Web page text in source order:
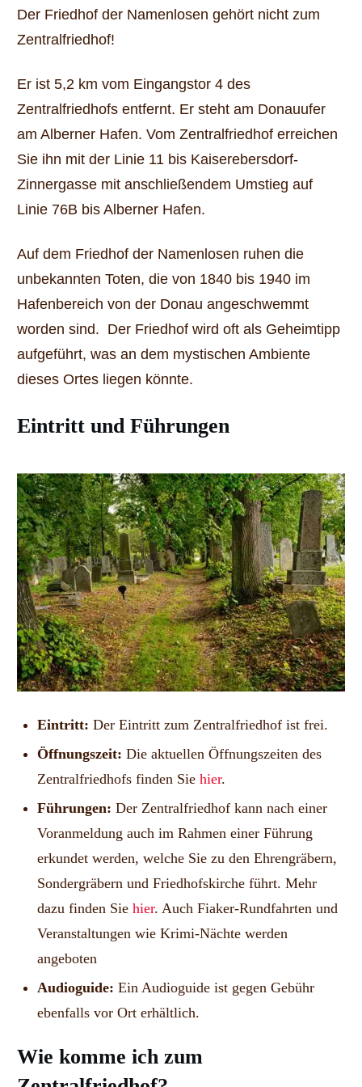
Der Friedhof der Namenlosen gehört nicht zum
Zentralfriedhof!
Er ist 5,2 km vom Eingangstor 4 des
Zentralfriedhofs entfernt. Er steht am Donauufer
am Alberner Hafen. Vom Zentralfriedhof erreichen
Sie ihn mit der Linie 11 bis Kaiserebersdorf-
Zinnergasse mit anschließendem Umstieg auf
Linie 76B bis Alberner Hafen.
Auf dem Friedhof der Namenlosen ruhen die
unbekannten Toten, die von 1840 bis 1940 im
Hafenbereich von der Donau angeschwemmt
worden sind. Der Friedhof wird oft als Geheimtipp
aufgeführt, was an dem mystischen Ambiente
dieses Ortes liegen könnte.
Eintritt und Führungen
Eintritt: Der Eintritt zum Zentralfriedhof ist frei.
Öffnungszeit: Die aktuellen Öffnungszeiten des
Zentralfriedhofs finden Sie hier.
Führungen: Der Zentralfriedhof kann nach einer
Voranmeldung auch im Rahmen einer Führung
erkundet werden, welche Sie zu den Ehrengräbern,
Sondergräbern und Friedhofskirche führt. Mehr
dazu finden Sie hier. Auch Fiaker-Rundfahrten und
Veranstaltungen wie Krimi-Nächte werden
angeboten
Audioguide: Ein Audioguide ist gegen Gebühr
ebenfalls vor Ort erhältlich.
Wie komme ich zum